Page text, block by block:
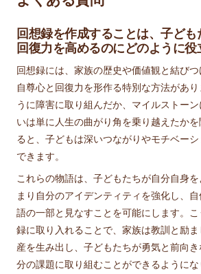
回想録を作成することは、子ども
回復力を高めるのにどのように役
回想録には、家族の歴史や価値観と結び
自尊心と回復力を形作る特別な方法があ
うに障害に取り組んだか、マイルストー
いは単に人生の曲がり角を乗り越えたか
ると、子どもは深いつながりやモチベー
できます。
これらの物語は、子どもたちが自分自身
まり自分のアイデンティティを強化し、
語の一部と見なすことを可能にします。
録に取り入れることで、家族は教訓と励
産を生み出し、子どもたちが勇気と前向
分の課題に取り組むことができるようにな